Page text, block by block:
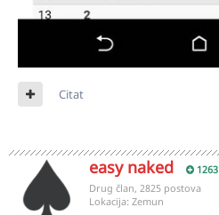
Citat
easy naked 1263
Drug član, 2825 postova
Lokacija: Zemun